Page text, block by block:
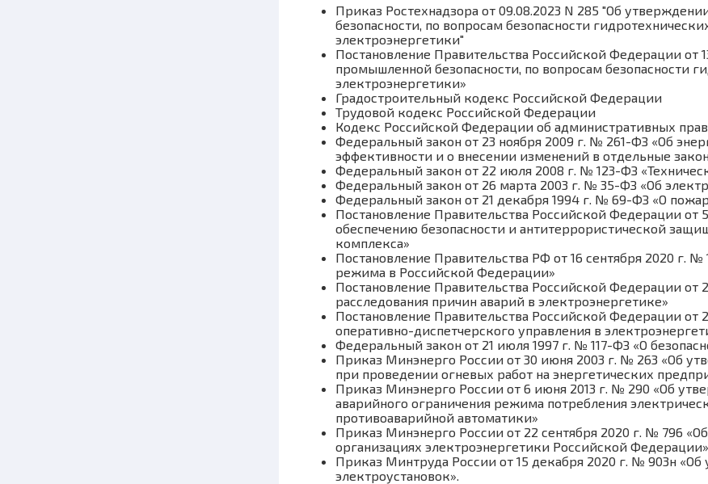
Приказ Ростехнадзора от 09.08.2023 N 285 "Об
безопасности, по вопросам безопасности
электроэнергетики"
Постановление Правительства Российской Федерации от
промышленной безопасности, по вопросам безопасности
электроэнергетики»
Градостроительный кодекс Российской Федерации
Трудовой кодекс Российской Федерации
Кодекс Российской Федерации об административных
Федеральный закон от 23 ноября 2009 г. № 261-ФЗ «Об
эффективности и о внесении изменений в отдельные
Федеральный закон от 22 июля 2008 г. № 123-ФЗ
Федеральный закон от 26 марта 2003 г. № 35-ФЗ «Об
Федеральный закон от 21 декабря 1994 г. № 69-ФЗ «О
Постановление Правительства Российской Федерации
обеспечению безопасности и антитеррористической
комплекса»
Постановление Правительства РФ от 16 сентября 2020 г.
режима в Российской Федерации»
Постановление Правительства Российской Федерации
расследования причин аварий в электроэнергетике»
Постановление Правительства Российской Федерации
оперативно-диспетчерского управления в
Федеральный закон от 21 июля 1997 г. № 117-ФЗ «О
Приказ Минэнерго России от 30 июня 2003 г. № 263 «Об
при проведении огневых работ на энергетических
Приказ Минэнерго России от 6 июня 2013 г. № 290 «Об
аварийного ограничения режима потребления
противоаварийной автоматики»
Приказ Минэнерго России от 22 сентября 2020 г. № 796
организациях электроэнергетики Российской Федерации».
Приказ Минтруда России от 15 декабря 2020 г. № 903н
электроустановок».